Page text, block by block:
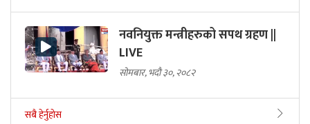
नवनियुक्त मन्त्रीहरुको सपथ ग्रहण ||
LIVE
सोमबार, भदौ ३०, २०८२
सबै हेर्नुहोस